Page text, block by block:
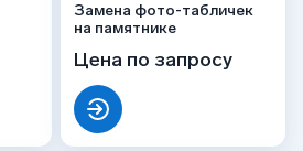
Замена фото-табличек
на памятнике
Цена по запросу